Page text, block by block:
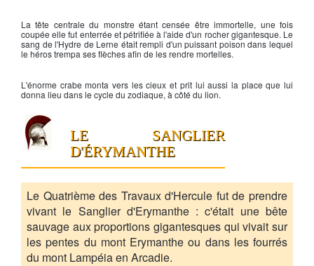
La tête centrale du monstre étant censée être immortelle, une fois
coupée elle fut enterrée et pétrifiée à l'aide d'un rocher gigantesque. Le
sang de l'Hydre de Lerne était rempli d'un puissant poison dans lequel
le héros trempa ses flèches afin de les rendre mortelles.
L'énorme crabe monta vers les cieux et prit lui aussi la place que lui
donna lieu dans le cycle du zodiaque, à côté du lion.
LE SANGLIER
D'ÉRYMANTHE
Le Quatrième des Travaux d'Hercule fut de prendre
vivant le Sanglier d'Erymanthe : c'était une bête
sauvage aux proportions gigantesques qui vivait sur
les pentes du mont Erymanthe ou dans les fourrés
du mont Lampéia en Arcadie.